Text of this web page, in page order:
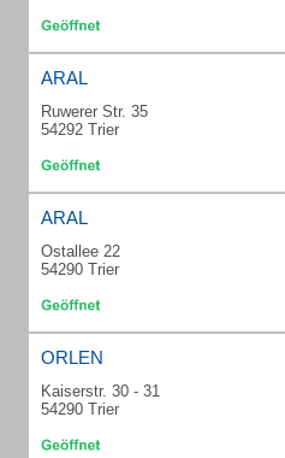
ARAL
Ruwerer Str. 35
54292 Trier
ARAL
Ostallee 22
54290 Trier
ORLEN
Kaiserstr. 30 - 31
54290 Trier